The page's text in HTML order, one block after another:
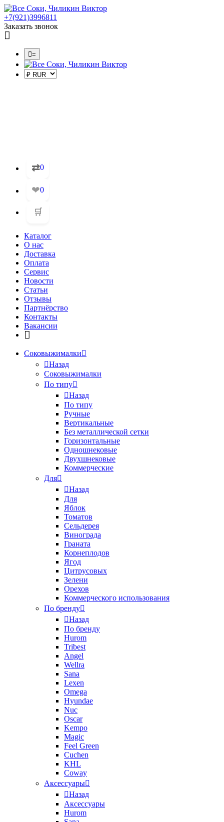
+7(921)3996811
Заказать звонок
=
⇄0
❤0
🛒
Каталог
О нас
Доставка
Оплата
Сервис
Новости
Статьи
Отзывы
Партнёрство
Контакты
Вакансии
Соковыжималки
Назад
Соковыжималки
По типу
Назад
По типу
Ручные
Вертикальные
Без металлической сетки
Горизонтальные
Одношнековые
Двухшнековые
Коммерческие
Для
Назад
Для
Яблок
Томатов
Cельдерея
Винограда
Граната
Корнеплодов
Ягод
Цитрусовых
Зелени
Орехов
Коммерческого использования
По бренду
Назад
По бренду
Hurom
Tribest
Angel
Wellra
Sana
Lexen
Omega
Hyundae
Nuc
Oscar
Kempo
Magic
Feel Green
Cuchen
KHL
Coway
Аксессуары
Назад
Аксессуары
Hurom